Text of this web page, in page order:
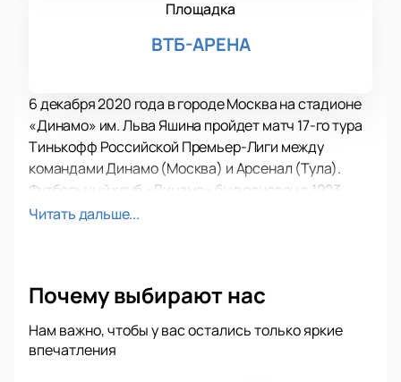
Площадка
ВТБ-АРЕНА
6 декабря 2020 года в городе Москва на стадионе
«Динамо» им. Льва Яшина пройдет матч 17-го тура
Тинькофф Российской Премьер-Лиги между
командами Динамо (Москва) и Арсенал (Тула).
Футбольный клуб «Динамо» был основан в 1923
году. Это один самых успешных российских клубов,
московское Динамо знаменито тем, что стало
удалось выйти в финал еврокубка. Это был матч
против шотландского клуба «Рейнджерс» в матче
Читать дальше...
Почему выбирают нас
Нам важно, чтобы у вас остались только яркие
впечатления